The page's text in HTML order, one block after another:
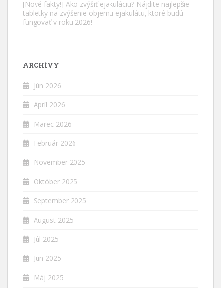
[Nové fakty!] Ako zvýšiť ejakuláciu? Nájdite najlepšie
tabletky na zvýšenie objemu ejakulátu, ktoré budú
fungovať v roku 2026!
ARCHÍVY
Jún 2026
Apríl 2026
Marec 2026
Február 2026
November 2025
Október 2025
September 2025
August 2025
Júl 2025
Jún 2025
Máj 2025